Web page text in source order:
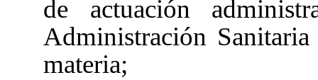
de actuación
Administración
materia;